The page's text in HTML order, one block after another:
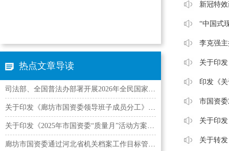
热点文章导读
司法部、全国普法办部署开展2026年全民国家安全教育…
关于印发《廊坊市国资委领导班子成员分工》的通知
关于印发《2025年市国资委“质量月”活动方案》的通知
廊坊市国资委通过河北省机关档案工作目标管理AAA认证
新冠特
“中国式
李克强
关于印
印发《
市国资
关于印
关于转